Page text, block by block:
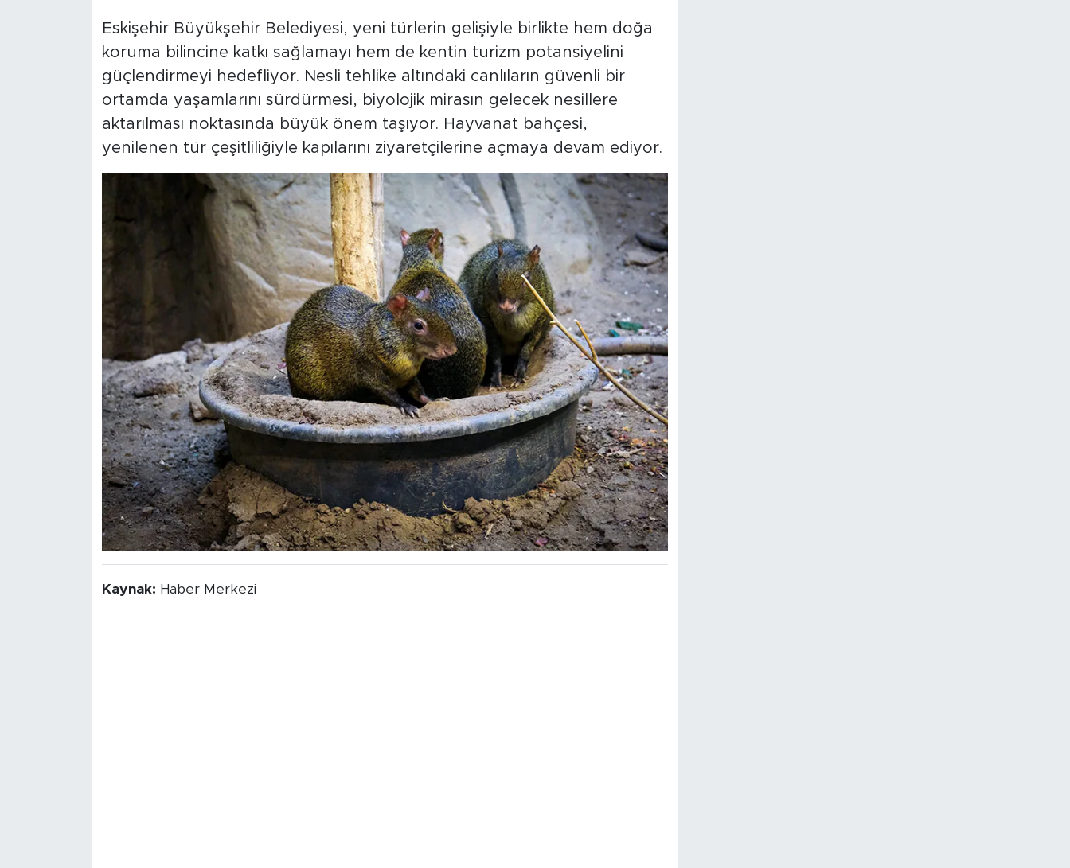
Eskişehir Büyükşehir Belediyesi, yeni türlerin gelişiyle birlikte hem doğa
koruma bilincine katkı sağlamayı hem de kentin turizm potansiyelini
güçlendirmeyi hedefliyor. Nesli tehlike altındaki canlıların güvenli bir
ortamda yaşamlarını sürdürmesi, biyolojik mirasın gelecek nesillere
aktarılması noktasında büyük önem taşıyor. Hayvanat bahçesi,
yenilenen tür çeşitliliğiyle kapılarını ziyaretçilerine açmaya devam ediyor.
Kaynak: Haber Merkezi